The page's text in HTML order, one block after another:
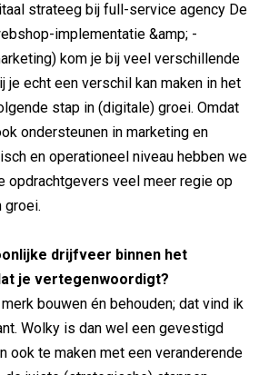
strateeg bij full-service agency De
implementatie &amp; -
kom je bij veel verschillende
je echt een verschil kan maken in het
stap in (digitale) groei. Omdat
ondersteunen in marketing en
en operationeel niveau hebben we
opdrachtgevers veel meer regie op
groei.
drijfveer binnen het
je vertegenwoordigt?
bouwen én behouden; dat vind ik
Wolky is dan wel een gevestigd
ook te maken met een veranderende